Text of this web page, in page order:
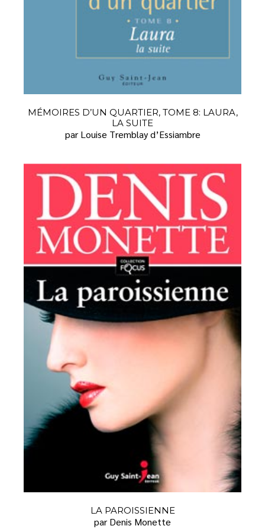
MÉMOIRES D’UN QUARTIER, TOME 8: LAURA,
LA SUITE
par Louise Tremblay d’Essiambre
LA PAROISSIENNE
par Denis Monette